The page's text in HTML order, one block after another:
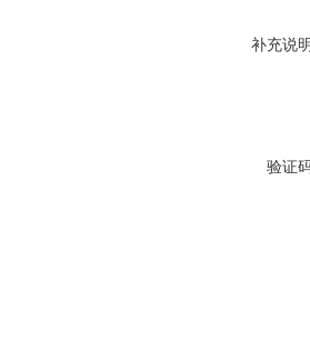
补充说
验证